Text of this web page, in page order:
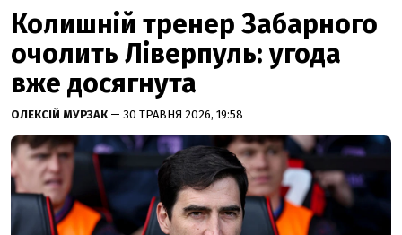
Колишній тренер Забарного
очолить Ліверпуль: угода
вже досягнута
ОЛЕКСІЙ МУРЗАК — 30 ТРАВНЯ 2026, 19:58